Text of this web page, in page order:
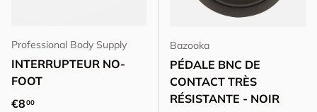
Professional Body Supply
INTERRUPTEUR NO-
FOOT
Prix habituel
€800
Bazooka
PÉDALE BNC DE
CONTACT TRÈS
RÉSISTANTE - NOIR